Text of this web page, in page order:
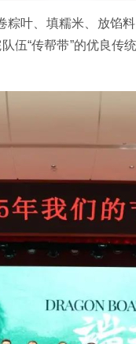
粽叶、填糯米、放
伍“传帮带”的优良